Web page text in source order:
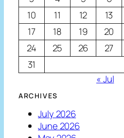
10
11 12 13
17
18 19 20
24
25 26 27
31
« Jul
ARCHIVES
July 2026
June 2026